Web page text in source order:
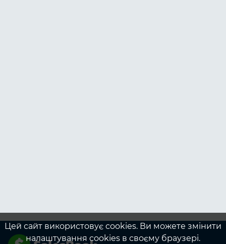
Цей сайт використовує cookies. Ви можете змінити
налаштування cookies в своєму браузері.